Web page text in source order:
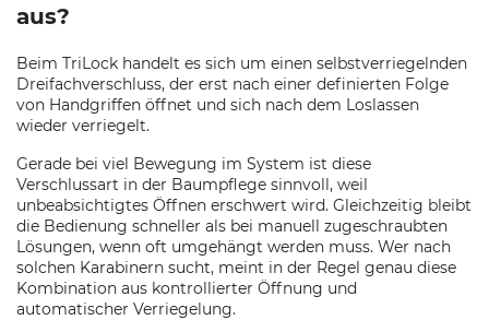
aus?
Beim TriLock handelt es sich um einen selbstverriegelnden
Dreifachverschluss, der erst nach einer definierten Folge
von Handgriffen öffnet und sich nach dem Loslassen
wieder verriegelt.
Gerade bei viel Bewegung im System ist diese
Verschlussart in der Baumpflege sinnvoll, weil
unbeabsichtigtes Öffnen erschwert wird. Gleichzeitig bleibt
die Bedienung schneller als bei manuell zugeschraubten
Lösungen, wenn oft umgehängt werden muss. Wer nach
solchen Karabinern sucht, meint in der Regel genau diese
Kombination aus kontrollierter Öffnung und
automatischer Verriegelung.